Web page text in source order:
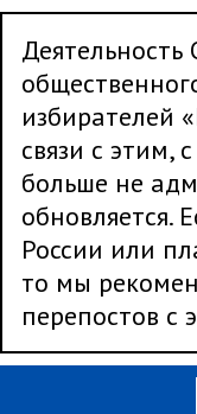
Деятельность
избирателей
связи с этим,
больше не
обновляется.
России или
то мы
перепостов с